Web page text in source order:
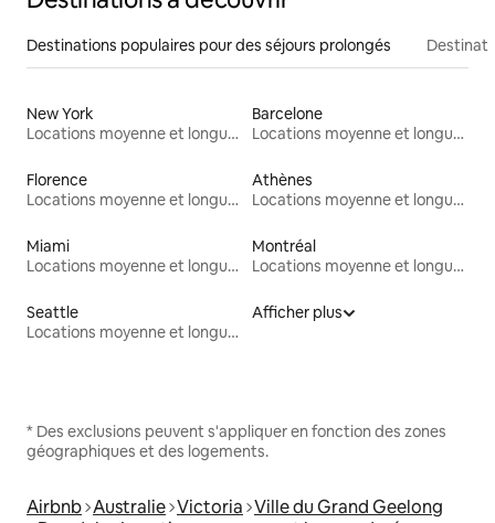
Destinations populaires pour des séjours prolongés
New York
Locations moyenne et longue durée
Barcelone
Locations moyenne et longue durée
Florence
Locations moyenne et longue durée
Athènes
Locations moyenne et longue durée
Miami
Locations moyenne et longue durée
Montréal
Locations moyenne et longue durée
Seattle
Locations moyenne et longue durée
Afficher plus
* Des exclusions peuvent s'appliquer en fonction des zones
géographiques et des logements.
Airbnb Australie Victoria Ville du Grand Geelong